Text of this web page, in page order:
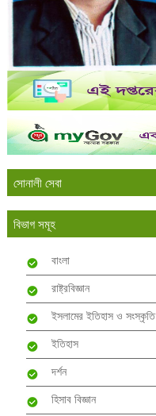
সোনালী সেবা
বিভাগ সমূহ
বাংলা
রাষ্ট্রবিজ্ঞান
ইসলামের ইতিহাস ও সংস্কৃতি
ইতিহাস
দর্শন
হিসাব বিজ্ঞান